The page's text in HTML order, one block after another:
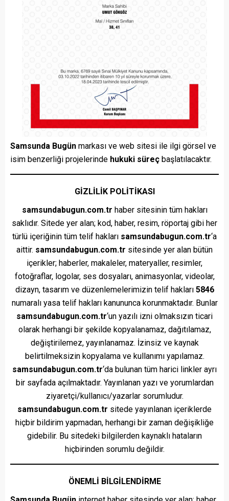
Samsunda Bugün markası ve web sitesi ile ilgi görsel ve
isim benzerliği projelerinde hukuki süreç başlatılacaktır.
GİZLİLİK POLİTİKASI
samsundabugun.com.tr haber sitesinin tüm hakları
saklıdır. Sitede yer alan; kod, haber, resim, röportaj gibi her
türlü içeriğinin tüm telif hakları samsundabugun.com.tr‘a
aittir. samsundabugun.com.tr sitesinde yer alan bütün
içerikler; haberler, makaleler, materyaller, resimler,
fotoğraflar, logolar, ses dosyaları, animasyonlar, videolar,
dizayn, tasarım ve düzenlemelerimizin telif hakları 5846
numaralı yasa telif hakları kanununca korunmaktadır. Bunlar
samsundabugun.com.tr‘un yazılı izni olmaksızın ticari
olarak herhangi bir şekilde kopyalanamaz, dağıtılamaz,
değiştirilemez, yayınlanamaz. İzinsiz ve kaynak
belirtilmeksizin kopyalama ve kullanımı yapılamaz.
samsundabugun.com.tr‘da bulunan tüm harici linkler ayrı
bir sayfada açılmaktadır. Yayınlanan yazı ve yorumlardan
ziyaretçi/kullanıcı/yazarlar sorumludur.
samsundabugun.com.tr sitede yayınlanan içeriklerde
hiçbir bildirim yapmadan, herhangi bir zaman değişikliğe
gidebilir. Bu sitedeki bilgilerden kaynaklı hataların
hiçbirinden sorumlu değildir.
ÖNEMLİ BİLGİLENDİRME